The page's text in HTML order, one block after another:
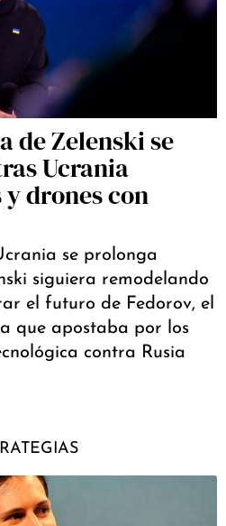
de Zelenski se
Ucrania
drones con
se prolonga
siguiera remodelando
el futuro de Fedorov, el
que apostaba por los
contra Rusia